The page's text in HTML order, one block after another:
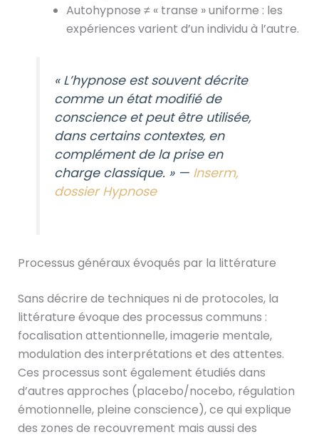
Autohypnose ≠ « transe » uniforme : les
expériences varient d’un individu à l’autre.
« L’hypnose est souvent décrite
comme un état modifié de
conscience et peut être utilisée,
dans certains contextes, en
complément de la prise en
charge classique. » — Inserm,
dossier Hypnose
Processus généraux évoqués par la littérature
Sans décrire de techniques ni de protocoles, la
littérature évoque des processus communs :
focalisation attentionnelle, imagerie mentale,
modulation des interprétations et des attentes.
Ces processus sont également étudiés dans
d’autres approches (placebo/nocebo, régulation
émotionnelle, pleine conscience), ce qui explique
des zones de recouvrement mais aussi des